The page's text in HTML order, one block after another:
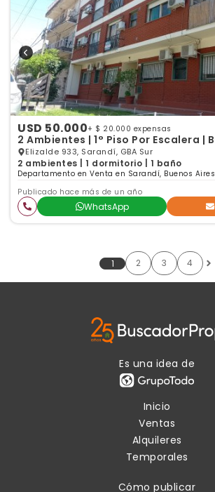
USD 50.000+ $ 20.000 expensas
2 Ambientes | 1° Piso Por Escalera |
Elizalde 933, Sarandí, GBA Sur
2 ambientes | 1 dormitorio | 1 baño
Departamento en Venta en Sarandí, Buenos Aires
Publicado hace más de un año
WhatsApp
1 2 3 4
Es una idea de
Inicio
Ventas
Alquileres
Temporales
Cómo publicar